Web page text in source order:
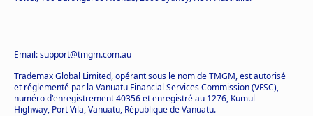
Email: support@tmgm.com.au
Trademax Global Limited, opérant sous le nom de TMGM, est autorisé
et réglementé par la Vanuatu Financial Services Commission (VFSC),
numéro d'enregistrement 40356 et enregistré au 1276, Kumul
Highway, Port Vila, Vanuatu, République de Vanuatu.